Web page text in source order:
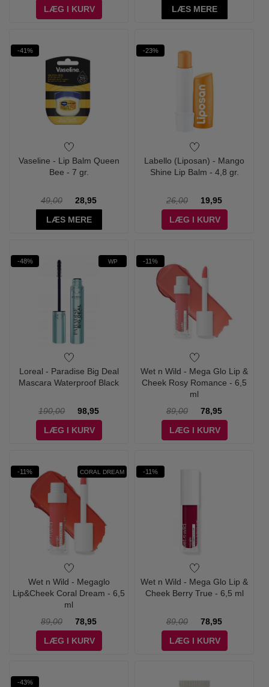
LÆG I KURV LÆS MERE
-41%
Vaseline - Lip Balm Queen
Bee - 7 gr.
49,00
28,95
LÆS MERE
-23%
Labello (Liposan) - Mango
Shine Lip Balm - 4,8 gr.
26,00
19,95
LÆG I KURV
-48% WP
Loreal - Paradise Big Deal
Mascara Waterproof Black
190,00
98,95
LÆG I KURV
-11%
Wet n Wild - Mega Glo Lip &
Cheek Rosy Romance - 6,5
ml
89,00
78,95
LÆG I KURV
-11% CORAL DREAM
Wet n Wild - Megaglo
Lip&Cheek Coral Dream - 6,5
ml
89,00
78,95
LÆG I KURV
-11%
Wet n Wild - Mega Glo Lip &
Cheek Berry True - 6,5 ml
89,00
78,95
LÆG I KURV
-43%